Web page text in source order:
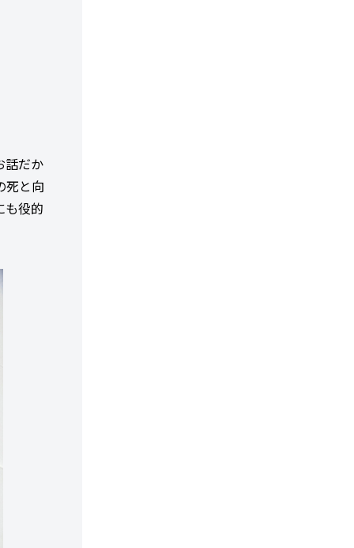
話だか
死と向
も役的